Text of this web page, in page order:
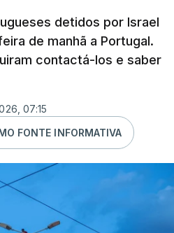
detidos por Israel
de manhã a Portugal.
contactá-los e saber
07:15
FONTE INFORMATIVA